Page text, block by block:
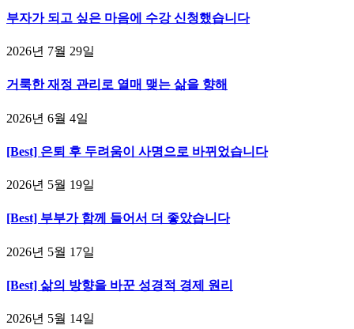
부자가 되고 싶은 마음에 수강 신청했습니다
2026년 7월 29일
거룩한 재정 관리로 열매 맺는 삶을 향해
2026년 6월 4일
[Best] 은퇴 후 두려움이 사명으로 바뀌었습니다
2026년 5월 19일
[Best] 부부가 함께 들어서 더 좋았습니다
2026년 5월 17일
[Best] 삶의 방향을 바꾼 성경적 경제 원리
2026년 5월 14일